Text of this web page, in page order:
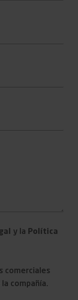
y la Política
comerciales
compañía.